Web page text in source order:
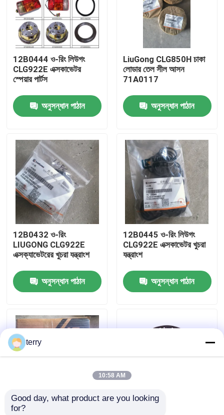
পণ্য
আমাদের সম্পর্কে
কারখানা ভ্রমণ
মান নিয়ন্ত্রণ
আমাদের সাথে যোগাযোগ করুন
খবর
উদ্ধৃতির জন্য আবেদন
কামিন্স খুচরা যন্ত্রাংশ
12B0444 ও-রিং লিউগং
CLG922E এক্সকাভেটর
স্পেয়ার পার্টস
অনুসন্ধান পাঠান
LiuGong CLG850H চাকা
লোডার তেল সীল আসন
71A0117
অনুসন্ধান পাঠান
12B0432 ও-রিং
LIUGONG CLG922E
এক্সক্যাভেটরের খুচরা যন্ত্রাংশ
অনুসন্ধান পাঠান
12B0445 ও-রিং লিউগং
CLG922E এক্সকাভেটর খুচরা
যন্ত্রাংশ
অনুসন্ধান পাঠান
SP200834 সিল কিট
terry
10:58 AM
Good day, what product are you looking
for?